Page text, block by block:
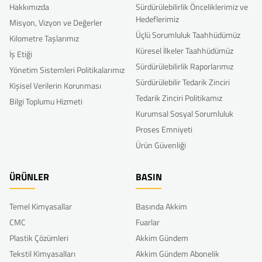
Hakkımızda
Misyon, Vizyon ve Değerler
Kilometre Taşlarımız
İş Etiği
Yönetim Sistemleri Politikalarımız
Kişisel Verilerin Korunması
Bilgi Toplumu Hizmeti
Sürdürülebilirlik Önceliklerimiz ve
Hedeflerimiz
Üçlü Sorumluluk Taahhüdümüz
Küresel İlkeler Taahhüdümüz
Sürdürülebilirlik Raporlarımız
Sürdürülebilir Tedarik Zinciri
Tedarik Zinciri Politikamız
Kurumsal Sosyal Sorumluluk
Proses Emniyeti
Ürün Güvenliği
ÜRÜNLER
Temel Kimyasallar
CMC
Plastik Çözümleri
Tekstil Kimyasalları
BASIN
Basında Akkim
Fuarlar
Akkim Gündem
Akkim Gündem Abonelik